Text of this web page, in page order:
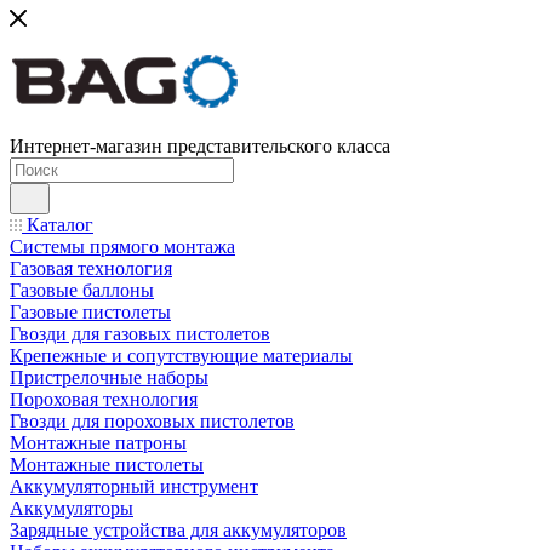
Интернет-магазин представительского класса
Каталог
Системы прямого монтажа
Газовая технология
Газовые баллоны
Газовые пистолеты
Гвозди для газовых пистолетов
Крепежные и сопутствующие материалы
Пристрелочные наборы
Пороховая технология
Гвозди для пороховых пистолетов
Монтажные патроны
Монтажные пистолеты
Аккумуляторный инструмент
Аккумуляторы
Зарядные устройства для аккумуляторов